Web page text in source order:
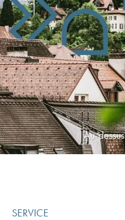
Au-
SERVICE